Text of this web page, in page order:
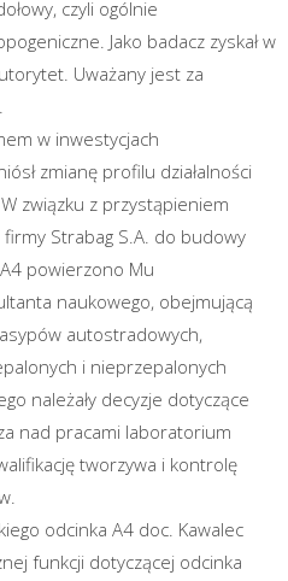
czyli ogólnie
Jako badacz zyskał w
Uważany jest za
w inwestycjach
zmianę profilu działalności
związku z przystąpieniem
Strabag S.A. do budowy
powierzono Mu
naukowego, obejmującą
autostradowych,
i nieprzepalonych
należały decyzje dotyczące
nad pracami laboratorium
tworzywa i kontrolę
odcinka A4 doc. Kawalec
funkcji dotyczącej odcinka